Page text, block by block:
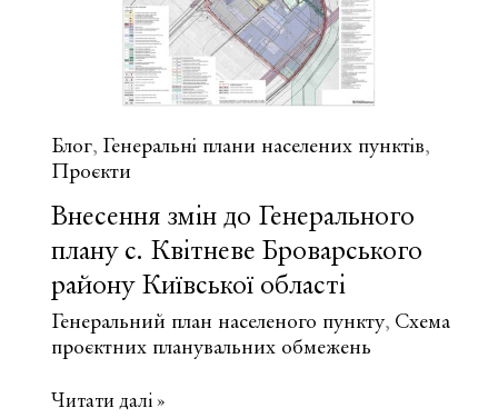
Київської
Блог, Генеральні плани населених пунктів,
Проєкти
Внесення змін до Генерального
плану с. Квітневе Броварського
району Київської області
Генеральний план населеного пункту, Схема
проєктних планувальних обмежень
Внесення
Читати далі »